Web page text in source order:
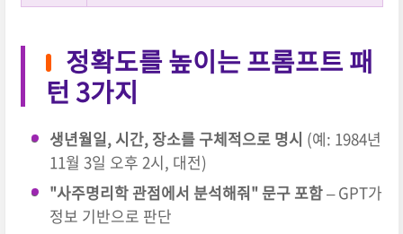
정확도를 높이는 프롬프트 패
턴 3가지
생년월일, 시간, 장소를 구체적으로 명시 (예: 1984년
11월 3일 오후 2시, 대전)
"사주명리학 관점에서 분석해줘" 문구 포함– GPT가
정보 기반으로 판단